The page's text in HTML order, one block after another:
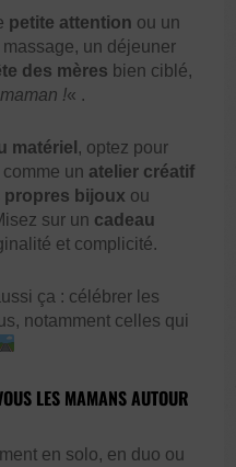
petite attention ou un
un déjeuner
des mères bien ciblé,
!« .
matériel , optez pour
comme un atelier créatif
propres bijoux ou
sur un cadeau
et complicité.
ça : célébrer les
notamment celles qui
LES MAMANS AUTOUR
en solo, en duo ou